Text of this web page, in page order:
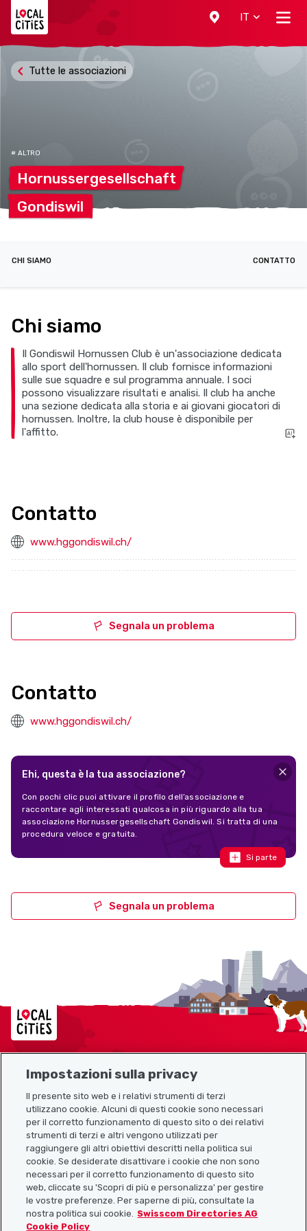
IT
# ALTRO
Hornussergesellschaft
Gondiswil
Tutte le associazioni
CHI SIAMO CONTATTO
Chi siamo
Il Gondiswil Hornussen Club è un'associazione dedicata
allo sport dell'hornussen. Il club fornisce informazioni
sulle sue squadre e sul programma annuale. I soci
possono visualizzare risultati e analisi. Il club ha anche
una sezione dedicata alla storia e ai giovani giocatori di
hornussen. Inoltre, la club house è disponibile per
l'affitto.
Contatto
www.hggondiswil.ch/
Segnala un problema
Contatto
www.hggondiswil.ch/
Ehi, questa è la tua associazione?
Con pochi clic puoi attivare il profilo dell’associazione e
raccontare agli interessati qualcosa in più riguardo alla tua
associazione Hornussergesellschaft Gondiswil. Si tratta di una
procedura veloce e gratuita.
Si parte
Segnala un problema
Localcities
Link utili
Scarica l’app Localcities
Impostazioni sulla privacy
Il presente sito web e i relativi strumenti di terzi
utilizzano cookie. Alcuni di questi cookie sono necessari
per il corretto funzionamento di questo sito o dei relativi
strumenti di terzi e altri vengono utilizzati per
raggiungere gli altri obiettivi descritti nella politica sui
cookie. Se desiderate disattivare i cookie che non sono
necessari per il corretto funzionamento di questo sito
web, cliccate su 'Scopri di più e personalizza' per gestire
le vostre preferenze. Per saperne di più, consultate la
nostra politica sui cookie.
Swisscom Directories AG
Cookie Policy